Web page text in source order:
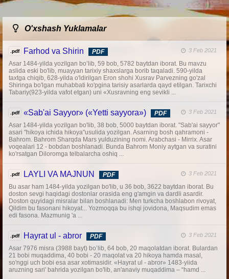
O'xshash Yuklamalar
.pdf Farhod va Shirin PDF 3 Feb 2021
Asar 1484-yilda yozilgan bo’lib, 59 bob, 5782 baytdan iborat. Bu mavzu
aslida eski bo'lib, muayyan tarixiy shaxslarga borib taqaladi. 590-yilda
taxtga chiqib, 628-yilda o'ldirilgan Eron shohi Xusrav Parvezning go'zal
Shiringa bo'lgan muhabbati ko'pgina tarisiy asarlarda qayd etilgan. Tarixchi
Tabariy(923-yilda vafot etgan) uni «Xusravning eng sevikli ...
.pdf «Sab'ai Sayyor» («Yetti sayyora») PDF 3 Feb 2021
Asar 1484-yilda yozilgan bo'lib, 38 bob, 5000 baytdan iborat. "Sab'ai sayyor"
asari "hikoya ichida hikoya"usulida yozilgan. Asarning bosh qahramoni -
Bahrom. Bahrom Sharqda Mars yulduzining nomi. Arabchasi - Mirrix. Asar
voqealari 12 - bobdan boshlanadi. Bunda Bahrom Moniy aytgan va suratini
ko'rsatgan Diloromga telbalarcha oshiq ...
.pdf LAYLI VA MAJNUN PDF 3 Feb 2021
Bu asar ham 1484-yilda yozilgan bo'lib, u 36 bob, 3622 baytdan iborat. Bu
doston sevgi haqidagi dostonlar orasida eng g'amgin va dardli asardir.
Doston quyidagi misralar bilan boshlanadi: Men turkcha boshlabon rivoyat,
Qildim bu fasonani hikoyat... Yozmoqqa bu ishqi jovidona, Maqsudim emas
edi fasona. Mazmunig 'a ...
.pdf Hayrat ul - abror PDF 3 Feb 2021
Asar 7976 misra (3988 bayt) bo’lib, 64 bob, 20 maqolatdan iborat. Bulardan
21 bobi muqaddima, 40 bobi - 20 maqolat va 20 hikoya hamda masal,
so'nggi uch bobi esa asar xotimasidir. «Hayrat ul - abror» 1483-yiida
aruzning sari' bahrida yozilgan bo'lib, an'anaviy muqaddima – “hamd ...